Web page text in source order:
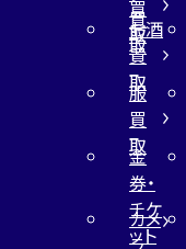
買
取
買
取
お酒
買
取
服
買
取
金
券・
チケ
ット
カメ